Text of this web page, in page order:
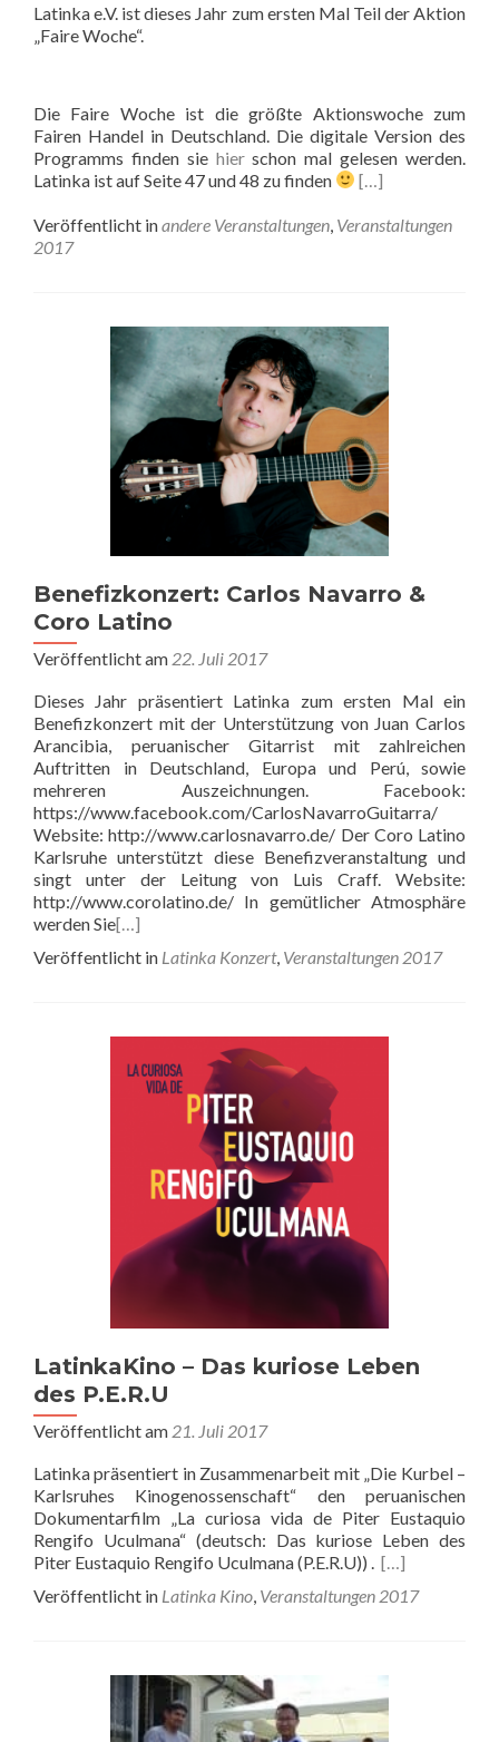
Latinka e.V. ist dieses Jahr zum ersten Mal Teil der Aktion
„Faire Woche“.
Die Faire Woche ist die größte Aktionswoche zum
Fairen Handel in Deutschland. Die digitale Version des
Programms finden sie hierschon mal gelesen werden.
Latinka ist auf Seite 47 und 48 zu finden
[…]
Veröffentlicht inandere Veranstaltungen Veranstaltungen
2017
Benefizkonzert: Carlos Navarro &
Coro Latino
Veröffentlicht am 22. Juli 2017
Dieses Jahr präsentiert Latinka zum ersten Mal ein
Benefizkonzert mit der Unterstützung von Juan Carlos
Arancibia, peruanischer Gitarrist mit zahlreichen
Auftritten in Deutschland, Europa und Perú, sowie
mehreren Auszeichnungen. Facebook:
https://www.facebook.com/CarlosNavarroGuitarra/
Website: http://www.carlosnavarro.de/ Der Coro Latino
Karlsruhe unterstützt diese Benefizveranstaltung und
singt unter der Leitung von Luis Craff. Website:
http://www.corolatino.de/ In gemütlicher Atmosphäre
werden Sie[…]
Veröffentlicht in Latinka Konzert, Veranstaltungen 2017
LatinkaKino – Das kuriose Leben
des P.E.R.U
Veröffentlicht am 21. Juli 2017
Latinka präsentiert in Zusammenarbeit mit „Die Kurbel –
Karlsruhes Kinogenossenschaft“ den peruanischen
Dokumentarfilm „La curiosa vida de Piter Eustaquio
Rengifo Uculmana“ (deutsch: Das kuriose Leben des
Piter Eustaquio Rengifo Uculmana (P.E.R.U)) . […]
Veröffentlicht in Latinka Kino Veranstaltungen 2017